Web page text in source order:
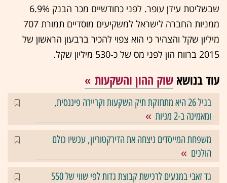
שבשליטת עידן עופר. לפני כחודשיים מכר הבנק 6.9%
ממניות החברה לישראל למשקיעים מוסדיים תמורת 707
מיליון שקל והצהיר כי הוא צפוי להכיר ברבעון הראשון של
2015 ברווח הון לפני מס של כ-530 מיליון שקל.
עוד בנושא שוק ההון והשקעות
בגיל 26 היא מתחזקת תיק השקעות וקריירה פיננסית,
ומאמינה ב-2 מניות
משפחת המייסדים ניצחה את הדירקטוריון, עכשיו כולם
הולכים
גד זאבי במגעים לרכישת קבוצת גדות לפי שווי של 550